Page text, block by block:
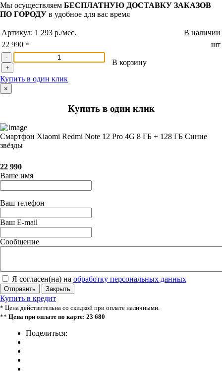
Мы осуществляем БЕСПЛАТНУЮ ДОСТАВКУ ЗАКАЗОВ
ПО ГОРОДУ в удобное для вас время
Артикул: 1 293 р./мес.
В наличии
22 990 * шт
-
+
В корзину
Купить в один клик
×
Купить в один клик
Смартфон Xiaomi Redmi Note 12 Pro 4G 8 ГБ + 128 ГБ Синие
звёзды
22 990
Ваше имя
Ваш телефон
Ваш E-mail
Сообщение
Я согласен(на) на обработку персональных данных
Отправить Закрыть
Купить в кредит
* Цена действительна со скидкой при оплате наличными.
** Цена при оплате по карте: 23 680
Поделиться: